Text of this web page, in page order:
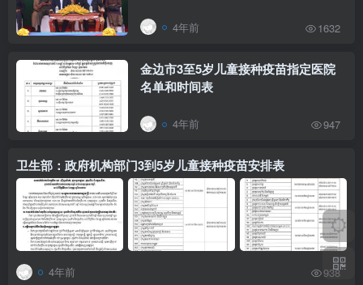
4年前 1632
金边市3至5岁儿童接种疫苗指定医院
名单和时间表
4年前 947
卫生部：政府机构部门3到5岁儿童接种疫苗安排表
4年前 938